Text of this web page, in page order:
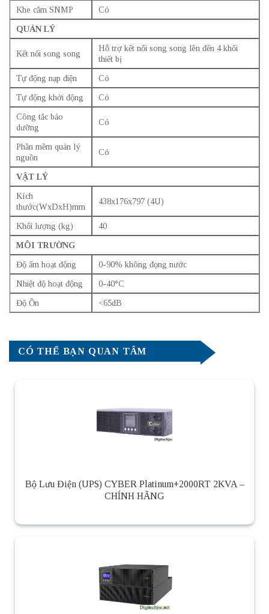
Khe cắm SNMP
Có
QUẢN LÝ
Kết nối song song
Hỗ trợ kết nối song song lên đến 4 khối
thiết bị
Tự động nạp điện
Có
Tự động khởi động
Có
Công tắc bảo
dưỡng
Có
Phần mềm quản lý
nguồn
Có
VẬT LÝ
Kích
thước(WxDxH)mm
438x176x797 (4U)
Khối lượng (kg)
40
MÔI TRƯỜNG
Độ ẩm hoạt động
0-90% không đọng nước
Nhiệt độ hoạt động
0-40°C
Độ Ồn
<65dB
CÓ THỂ BẠN QUAN TÂM
Bộ Lưu Điện (UPS) CYBER Platinum+2000RT 2KVA –
CHÍNH HÃNG